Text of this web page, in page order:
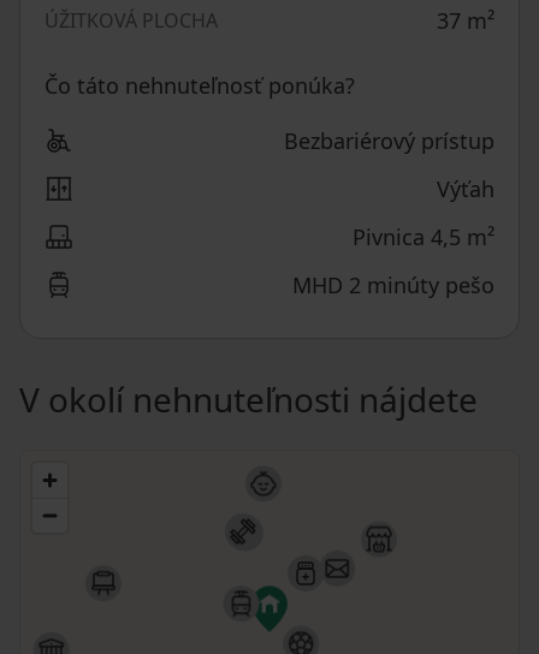
ÚŽITKOVÁ PLOCHA 37 m²
Čo táto nehnuteľnosť ponúka?
Bezbariérový prístup
Výťah
Pivnica 4,5 m²
MHD 2 minúty pešo
V okolí nehnuteľnosti nájdete